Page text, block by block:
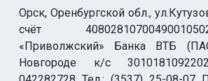
Орск, Оренбургской обл.,
счёт
«Приволжский» Банка ВТБ
Новгороде к/с